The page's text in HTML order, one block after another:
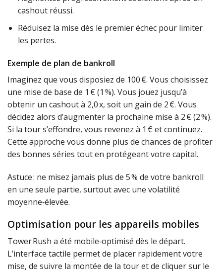
cashout réussi.
Réduisez la mise dès le premier échec pour limiter
les pertes.
Exemple de plan de bankroll
Imaginez que vous disposiez de 100 €. Vous choisissez
une mise de base de 1 € (1 %). Vous jouez jusqu’à
obtenir un cashout à 2,0 x, soit un gain de 2 €. Vous
décidez alors d’augmenter la prochaine mise à 2 € (2 %).
Si la tour s’effondre, vous revenez à 1 € et continuez.
Cette approche vous donne plus de chances de profiter
des bonnes séries tout en protégeant votre capital.
Astuce : ne misez jamais plus de 5 % de votre bankroll
en une seule partie, surtout avec une volatilité
moyenne‑élevée.
Optimisation pour les appareils mobiles
Tower Rush a été mobile‑optimisé dès le départ.
L’interface tactile permet de placer rapidement votre
mise, de suivre la montée de la tour et de cliquer sur le